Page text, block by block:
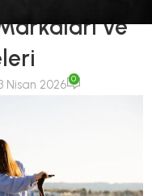
ve
Nisan 2026 0